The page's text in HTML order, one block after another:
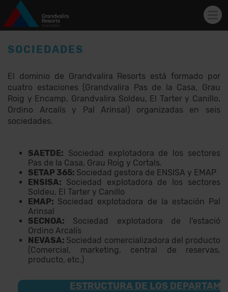
SOCIEDADES
El dominio de Grandvalira Resorts está formado por
cuatro estaciones (Grandvalira Pas de la Casa, Grau
Roig y Encamp, Grandvalira Soldeu, El Tarter y Canillo,
Ordino Arcalís y Pal Arinsal) organizadas en seis
sociedades.
SAETDE: Sociedad explotadora de los sectores
Pas de la Casa, Grau Roig y Cortals.
SETAP 365: Sociedad gestora de ENSISA y EMAP
ENSISA: Sociedad explotadora de los sectores
Soldeu, El Tarter y Canillo
EMAP: Sociedad explotadora de la estación Pal
Arinsal
SECNOA: Sociedad explotadora de l'estació
Ordino Arcalís
NEVASA: Sociedad comercializadora del producto
(Comercial, marketing, central de reservas,
producto, etc.)
ESTRUCTURA DE LOS